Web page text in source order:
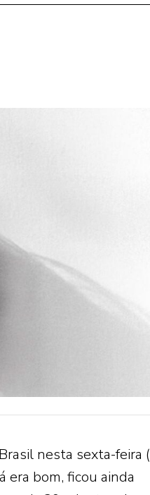
Brasil nesta sexta-feira
era bom, ficou ainda